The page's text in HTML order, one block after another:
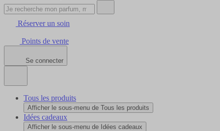
Réserver un soin
Points de vente
Se connecter
Tous les produits
Afficher le sous-menu de Tous les produits
Idées cadeaux
Afficher le sous-menu de Idées cadeaux